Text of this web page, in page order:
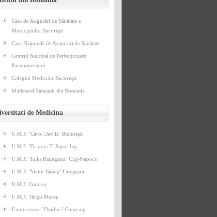
Casa de Asigurări de Sănătate a
Municipiului Bucureşti
Casa Naţională de Asigurări de Sănătate
Centrul Naţional de Perfecţionare
Postunivesitară
Colegiul Medicilor Bucureşti
Ministerul Sanatatii din Romania
de Medicina
U.M.F. "Carol Davila" Bucureşti
U.M.F. "Grigore T. Popa" Iaşi
U.M.F. "Iuliu Haţieganu" Cluj-Napoca
U.M.F. "Victor Babeş" Timişoara
U.M.F. Craiova
U.M.F. Târgu Mureş
Universitatea "Ovidius" Constanţa